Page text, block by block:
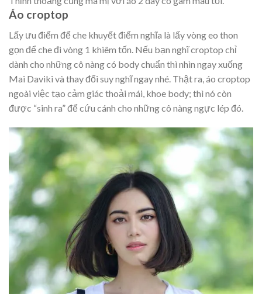
Áo croptop
Lấy ưu điểm để che khuyết điểm nghĩa là lấy vòng eo thon
gọn để che đi vòng 1 khiêm tốn. Nếu bạn nghĩ croptop chỉ
dành cho những cô nàng có body chuẩn thì nhìn ngay xuống
Mai Daviki và thay đổi suy nghĩ ngay nhé. Thật ra, áo croptop
ngoài việc tạo cảm giác thoải mái, khoe body; thì nó còn
được “sinh ra” để cứu cánh cho những cô nàng ngực lép đó.